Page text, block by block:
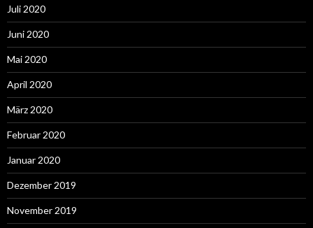
Juli 2020
Juni 2020
Mai 2020
April 2020
März 2020
Februar 2020
Januar 2020
Dezember 2019
November 2019